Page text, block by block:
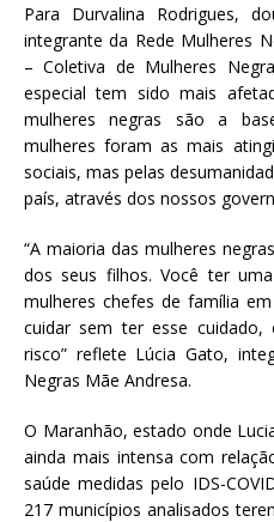
Para Durvalina Rodrigues,
integrante da Rede Mulheres
– Coletiva de Mulheres
especial tem sido mais
mulheres negras são a
mulheres foram as mais
sociais, mas pelas
país, através dos nossos
“A maioria das mulheres
dos seus filhos. Você ter
mulheres chefes de família
cuidar sem ter esse
risco” reflete Lúcia Gato,
Negras Mãe Andresa.
O Maranhão, estado onde
ainda mais intensa com
saúde medidas pelo IDS-
217 municípios analisados